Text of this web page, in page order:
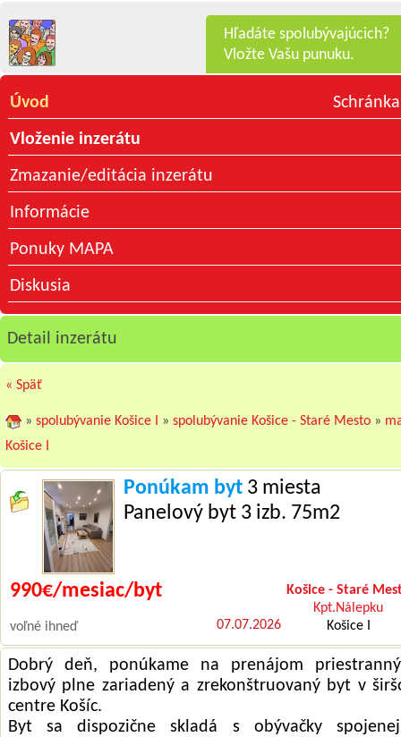
Hľadáte spolubývajúcich?
Vložte Vašu punuku.
Úvod
Vloženie inzerátu
Zmazanie/editácia inzerátu
Informácie
Ponuky MAPA
Diskusia
Detail inzerátu
« Späť
»spolubývanie Košice I »spolubývanie Košice - Staré Mesto »
Košice I
Ponúkam byt 3 miesta
Panelový byt 3 izb. 75m2
Košice - Staré
Kpt.Nálepku
Košice I
990€/mesiac/byt
07.07.2026
voľné ihneď
Dobrý deň, ponúkame na prenájom
izbový plne zariadený a zrekonštruovaný byt v
centre Košíc.
Byt sa dispozične skladá s obývačky